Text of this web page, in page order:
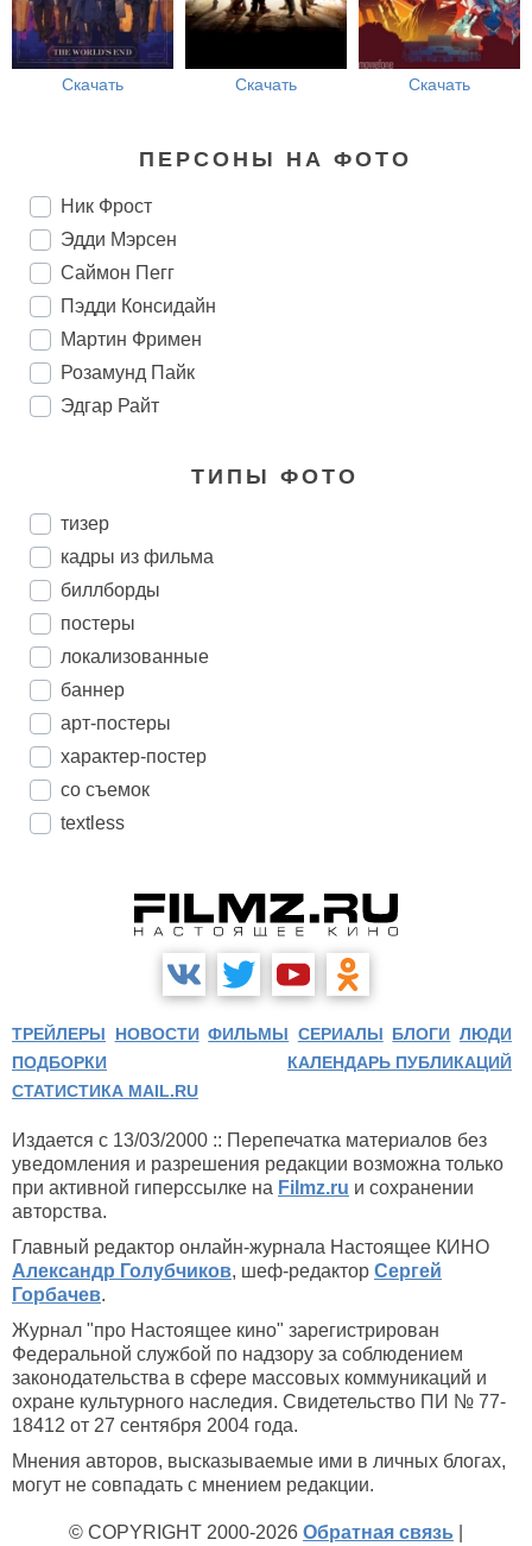
Скачать Скачать Скачать
ПЕРСОНЫ НА ФОТО
Ник Фрост
Эдди Мэрсен
Саймон Пегг
Пэдди Консидайн
Мартин Фримен
Розамунд Пайк
Эдгар Райт
ТИПЫ ФОТО
тизер
кадры из фильма
биллборды
постеры
локализованные
баннер
арт-постеры
характер-постер
со съемок
textless
ТРЕЙЛЕРЫ НОВОСТИ ФИЛЬМЫ СЕРИАЛЫ БЛОГИ ЛЮДИ
ПОДБОРКИ
КАЛЕНДАРЬ ПУБЛИКАЦИЙ
СТАТИСТИКА MAIL.RU
Издается с 13/03/2000 :: Перепечатка материалов без
уведомления и разрешения редакции возможна только
при активной гиперссылке на Filmz.ru и сохранении
авторства.
Главный редактор онлайн-журнала Настоящее КИНО
Александр Голубчиков, шеф-редактор Сергей
Горбачев.
Журнал "про Настоящее кино" зарегистрирован
Федеральной службой по надзору за соблюдением
законодательства в сфере массовых коммуникаций и
охране культурного наследия. Свидетельство ПИ № 77-
18412 от 27 сентября 2004 года.
Мнения авторов, высказываемые ими в личных блогах,
могут не совпадать с мнением редакции.
© COPYRIGHT 2000-2026 Обратная связь